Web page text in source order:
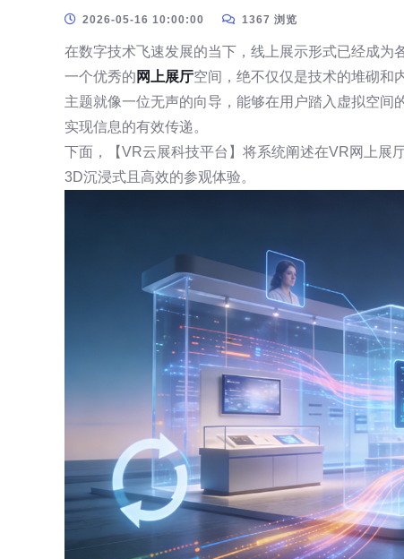
2026-05-16 10:00:00 1367 浏览
在数字技术飞速发展的当下，线上展示形式已经成为
一个优秀的 网上展厅空间，绝不仅仅是技术的堆砌和
主题就像一位无声的向导，能够在用户踏入虚拟空
实现信息的有效传递。
下面，【VR云展科技平台】将系统阐述在VR网上展
3D沉浸式且高效的参观体验。